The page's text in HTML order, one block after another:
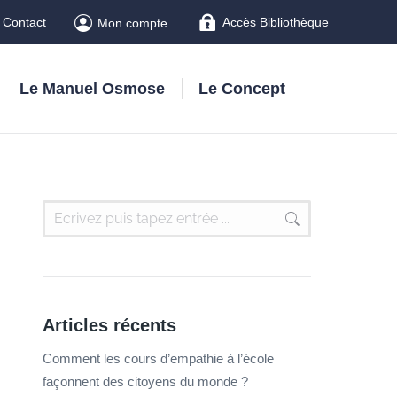
Contact Mon compte Accès Bibliothèque
Le Manuel Osmose Le Concept
Articles récents
Comment les cours d’empathie à l’école
façonnent des citoyens du monde ?